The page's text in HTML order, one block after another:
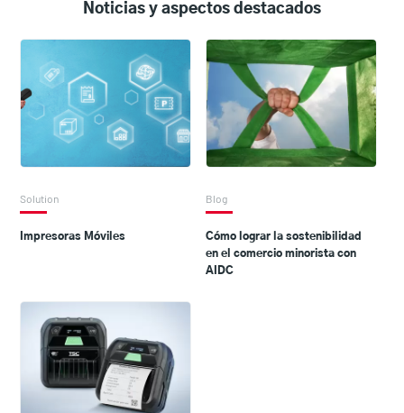
Noticias y aspectos destacados
Solution
Impresoras Móviles
Blog
Cómo lograr la sostenibilidad
en el comercio minorista con
AIDC